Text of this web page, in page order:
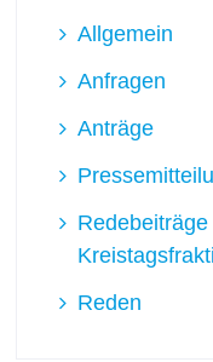
Allgemein
Anfragen
Anträge
Redebeiträge
Reden